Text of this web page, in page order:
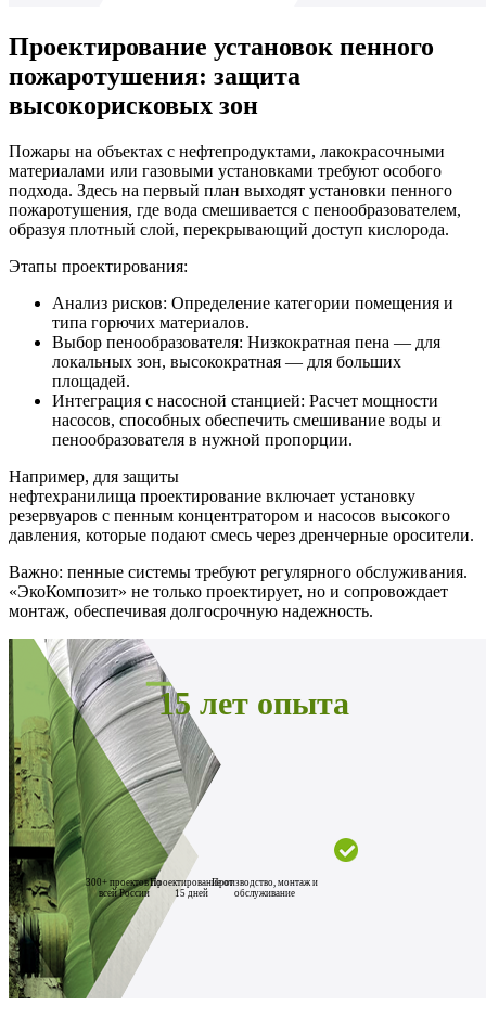
Проектирование установок пенного
пожаротушения: защита
высокорисковых зон
Пожары на объектах с нефтепродуктами, лакокрасочными
материалами или газовыми установками требуют особого
подхода. Здесь на первый план выходят установки пенного
пожаротушения, где вода смешивается с пенообразователем,
образуя плотный слой, перекрывающий доступ кислорода.
Этапы проектирования:
Анализ рисков: Определение категории помещения и
типа горючих материалов.
Выбор пенообразователя: Низкократная пена — для
локальных зон, высокократная — для больших
площадей.
Интеграция с насосной станцией: Расчет мощности
насосов, способных обеспечить смешивание воды и
пенообразователя в нужной пропорции.
Например, для защиты
нефтехранилища проектирование включает установку
резервуаров с пенным концентратором и насосов высокого
давления, которые подают смесь через дренчерные оросители.
Важно: пенные системы требуют регулярного обслуживания.
«ЭкоКомпозит» не только проектирует, но и сопровождает
монтаж, обеспечивая долгосрочную надежность.
15 лет опыта
300+ проектов по
всей России
Проектирование от
15 дней
Производство, монтаж и
обслуживание